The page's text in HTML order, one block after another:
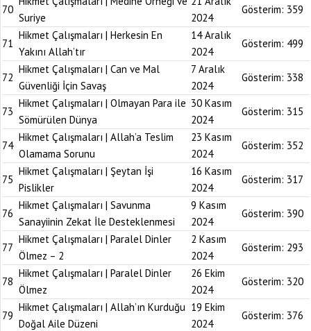
70
Suriye
2024
Gösterim: 359
71
Hikmet Çalışmaları | Herkesin En
Yakını Allah’tır
14 Aralık
2024
Gösterim: 499
72
Hikmet Çalışmaları | Can ve Mal
Güvenliği İçin Savaş
7 Aralık
2024
Gösterim: 338
73
Hikmet Çalışmaları | Olmayan Para ile
Sömürülen Dünya
30 Kasım
2024
Gösterim: 315
74
Hikmet Çalışmaları | Allah’a Teslim
Olamama Sorunu
23 Kasım
2024
Gösterim: 352
75
Hikmet Çalışmaları | Şeytan İşi
Pislikler
16 Kasım
2024
Gösterim: 317
76
Hikmet Çalışmaları | Savunma
Sanayiinin Zekat İle Desteklenmesi
9 Kasım
2024
Gösterim: 390
77
Hikmet Çalışmaları | Paralel Dinler
Ölmez – 2
2 Kasım
2024
Gösterim: 293
78
Hikmet Çalışmaları | Paralel Dinler
Ölmez
26 Ekim
2024
Gösterim: 320
79
Hikmet Çalışmaları | Allah’ın Kurduğu
Doğal Aile Düzeni
19 Ekim
2024
Gösterim: 376